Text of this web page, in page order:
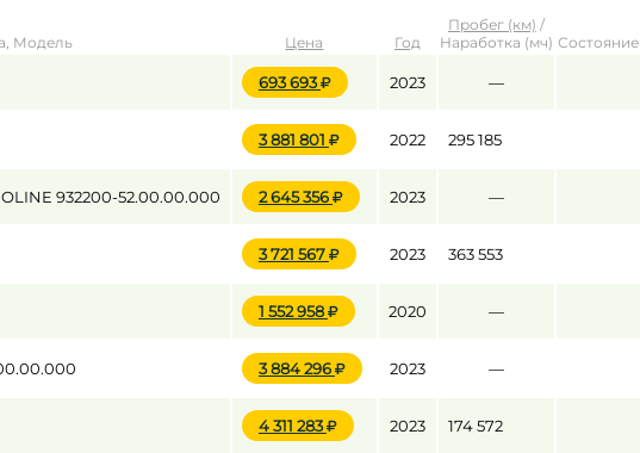
до
до
Модель Цена Год
Пробег (км) /
Наработка (мч) Состояние
693 693 2023 —
3 881 801 2022 295 185
932200-52.00.00.000 2 645 356 2023 —
3 721 567 2023 363 553
1 552 958 2020 —
3 884 296 2023 —
4 311 283 2023 174 572